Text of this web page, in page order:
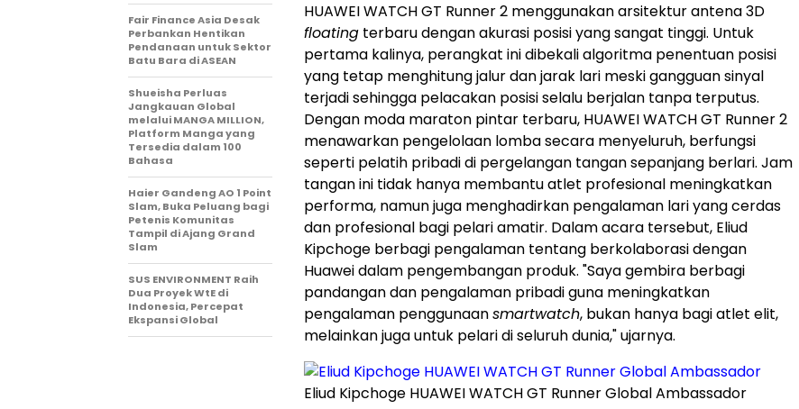
HUAWEI WATCH GT Runner 2 menggunakan arsitektur antena 3D
floating terbaru dengan akurasi posisi yang sangat tinggi. Untuk
pertama kalinya, perangkat ini dibekali algoritma penentuan posisi
yang tetap menghitung jalur dan jarak lari meski gangguan sinyal
terjadi sehingga pelacakan posisi selalu berjalan tanpa terputus.
Dengan moda maraton pintar terbaru, HUAWEI WATCH GT Runner 2
menawarkan pengelolaan lomba secara menyeluruh, berfungsi
seperti pelatih pribadi di pergelangan tangan sepanjang berlari. Jam
tangan ini tidak hanya membantu atlet profesional meningkatkan
performa, namun juga menghadirkan pengalaman lari yang cerdas
dan profesional bagi pelari amatir. Dalam acara tersebut, Eliud
Kipchoge berbagi pengalaman tentang berkolaborasi dengan
Huawei dalam pengembangan produk. "Saya gembira berbagi
pandangan dan pengalaman pribadi guna meningkatkan
pengalaman penggunaansmartwatch, bukan hanya bagi atlet elit,
melainkan juga untuk pelari di seluruh dunia," ujarnya.
Eliud Kipchoge HUAWEI WATCH GT Runner Global Ambassador
Fair Finance Asia Desak
Perbankan Hentikan
Pendanaan untuk Sektor
Batu Bara di ASEAN
Shueisha Perluas
Jangkauan Global
melalui MANGA MILLION,
Platform Manga yang
Tersedia dalam 100
Bahasa
Haier Gandeng AO 1 Point
Slam, Buka Peluang bagi
Petenis Komunitas
Tampil di Ajang Grand
Slam
SUS ENVIRONMENT Raih
Dua Proyek WtE di
Indonesia, Percepat
Ekspansi Global